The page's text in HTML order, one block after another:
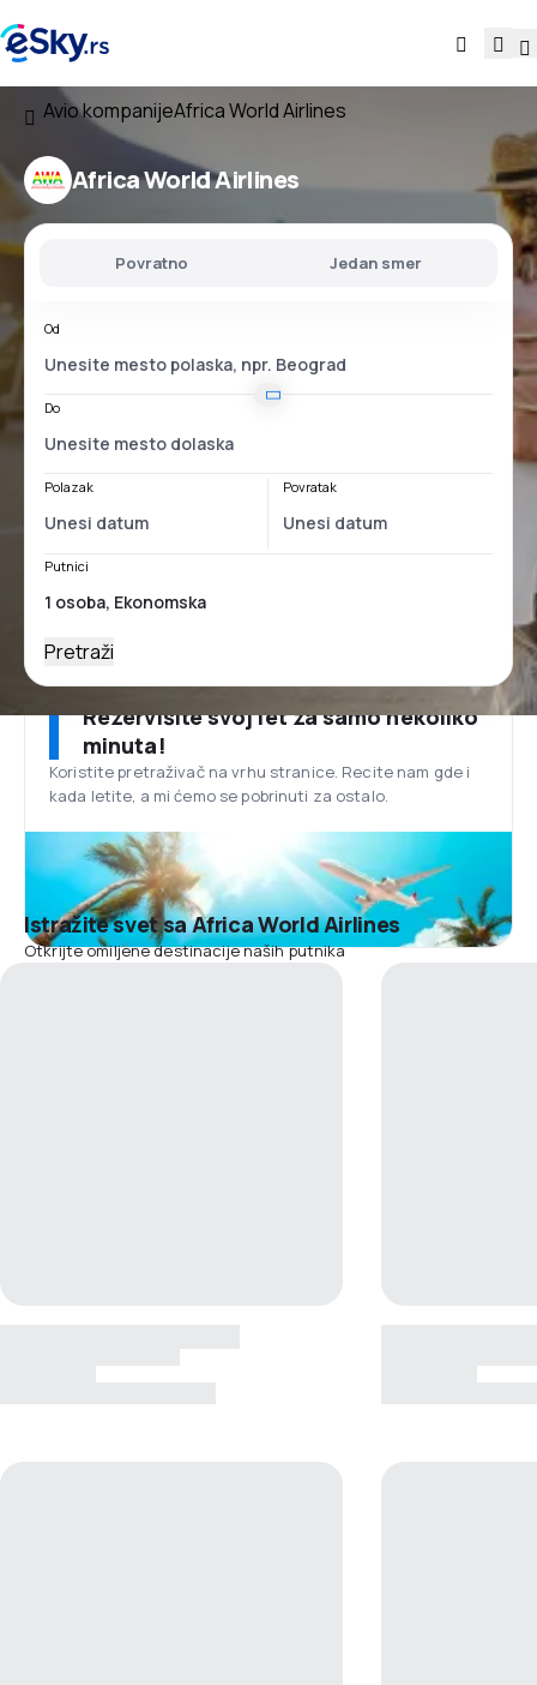
Avio kompanijeAfrica World Airlines
Africa World Airlines
Povratno Jedan smer
Od
Do
Polazak Povratak
Putnici
Pretraži
Rezervišite svoj let za samo nekoliko
minuta!
Koristite pretraživač na vrhu stranice. Recite nam gde i
kada letite, a mi ćemo se pobrinuti za ostalo.
Istražite svet sa Africa World Airlines
Otkrijte omiljene destinacije naših putnika